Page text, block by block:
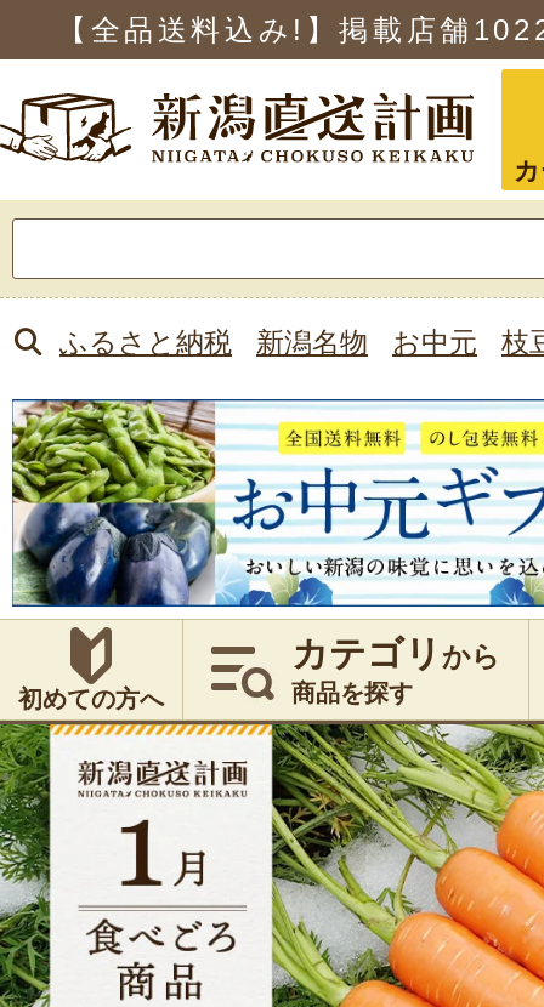
【全品送料込み!】掲載店舗
索:
ふるさと納税 新潟名物 お中元 枝
初めての方へ
カテゴリ から
商品を探す